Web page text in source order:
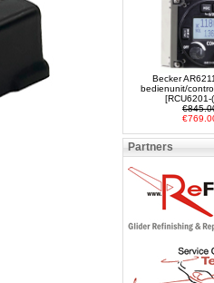
Becker
bedienunit/
[RCU6201-
Partners